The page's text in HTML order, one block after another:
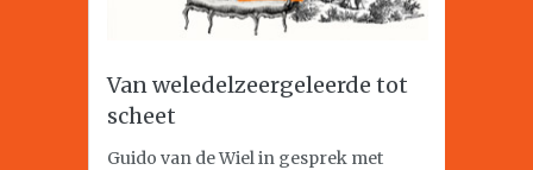
Van weledelzeergeleerde tot
scheet
Guido van de Wiel in gesprek met